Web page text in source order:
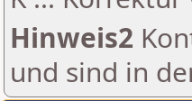
Hinweis2
und sind in